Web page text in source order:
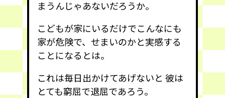
まうんじゃあないだろうか。
こどもが家にいるだけでこんなにも
家が危険で、せまいのかと実感する
ことになるとは。
これは毎日出かけてあげないと 彼は
とても窮屈で退屈であろう。